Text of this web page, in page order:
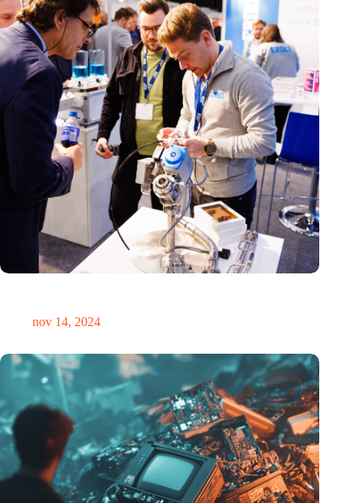
nov 14, 2024